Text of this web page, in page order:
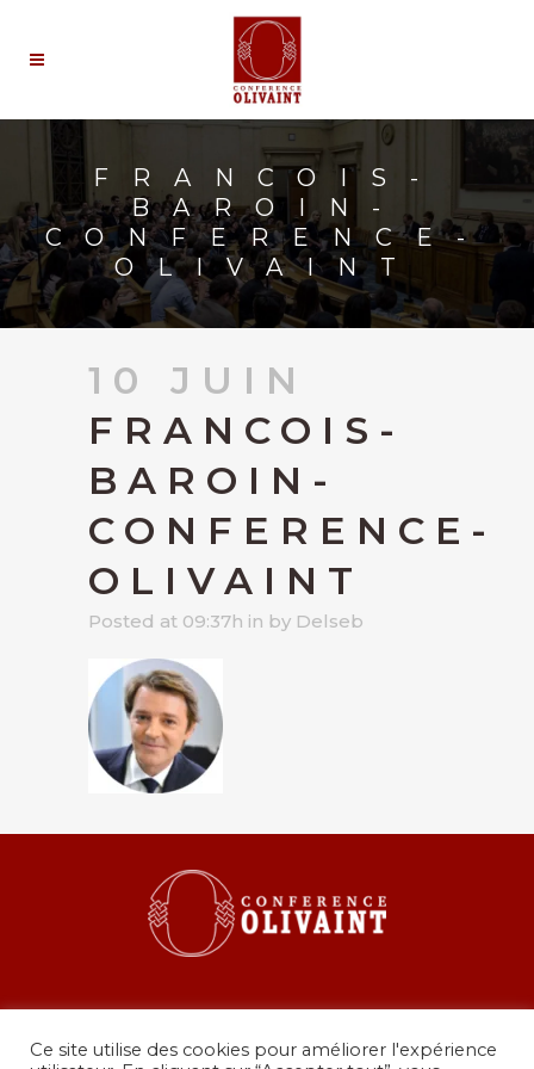
FRANCOIS-
BAROIN-
CONFERENCE-
OLIVAINT
10 JUIN
FRANCOIS-
BAROIN-
CONFERENCE-
OLIVAINT
Posted at 09:37h in by Delseb
Ce site utilise des cookies pour améliorer l'expérience